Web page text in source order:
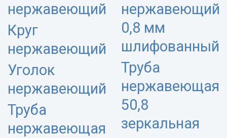
нержавеющий
Круг
нержавеющий
Уголок
нержавеющий
Труба
нержавеющая
нержавеющий
0,8 мм
шлифованный
Труба
нержавеющая
50,8
зеркальная